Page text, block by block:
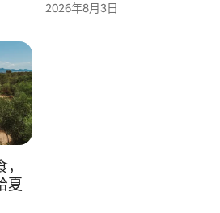
2026年8月3日
夏